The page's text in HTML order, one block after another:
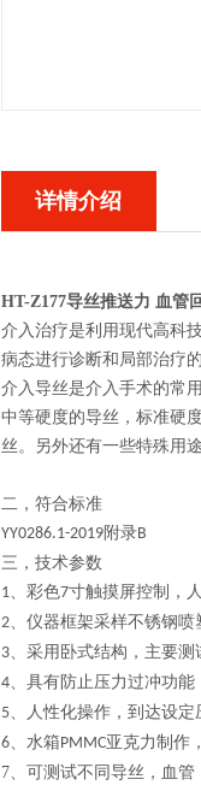
详情介绍
HT-Z177导丝推送力 血管
介入治疗是利用现代高科
病态进行诊断和局部治疗
介入导丝是介入手术的常
中等硬度的导丝，标准硬
丝。另外还有一些特殊用
二，符合标准
YY0286.1-2019附录B
三，技术参数
1、彩色7寸触摸屏控制，
2、仪器框架采样不锈钢
3、 采用卧式结构，主要
4、具有防止压力过冲功
5、人性化操作，到达设
6、水箱PMMC亚克力制作
7、 可测试不同导丝，血管